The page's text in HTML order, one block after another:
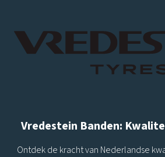
Vredestein Banden:
Ontdek de kracht van Nederlandse